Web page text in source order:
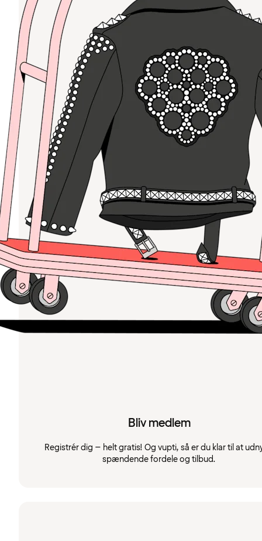
Bliv medlem
Registrér dig – helt gratis! Og vupti, så er du klar til at
spændende fordele og tilbud.